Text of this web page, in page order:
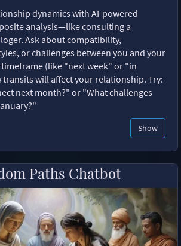
dynamics with AI-powered
analysis—like consulting a
Ask about compatibility,
or challenges between you and your
(like "next week" or "in
transits will affect your relationship. Try:
next month?" or "What challenges
Show
Paths Chatbot